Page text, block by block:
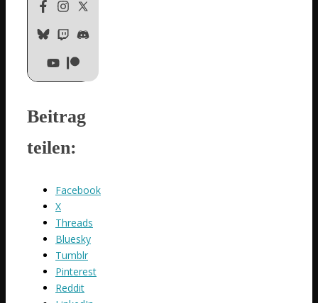
Beitrag
teilen:
Facebook
X
Threads
Bluesky
Tumblr
Pinterest
Reddit